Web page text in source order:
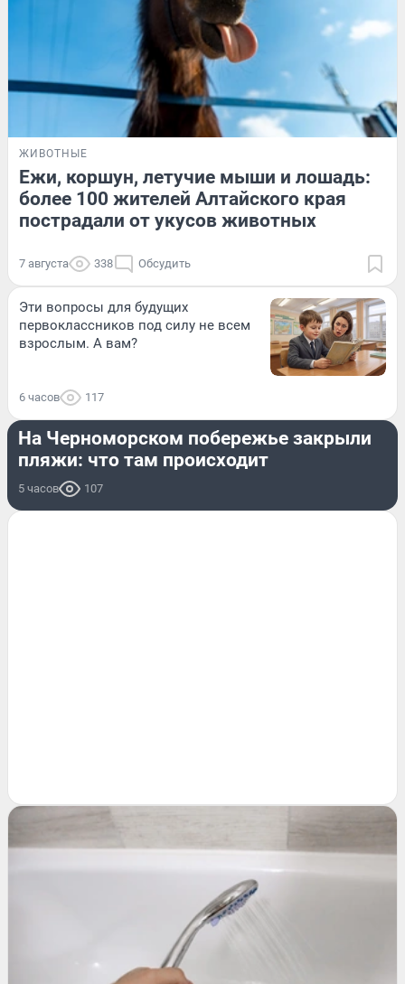
ЖИВОТНЫЕ
Ежи, коршун, летучие мыши и лошадь:
более 100 жителей Алтайского края
пострадали от укусов животных
7 августа 338 Обсудить
Эти вопросы для будущих
первоклассников под силу не всем
взрослым. А вам?
6 часов 117
ПРОИСШЕСТВИЯ
На Черноморском побережье закрыли
пляжи: что там происходит
5 часов 107